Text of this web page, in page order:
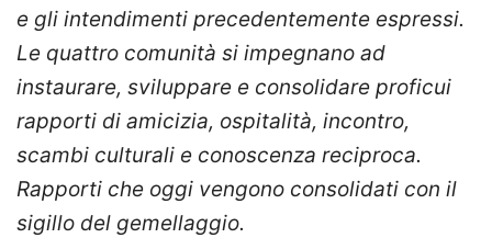
e gli intendimenti precedentemente espressi.
Le quattro comunità si impegnano ad
instaurare, sviluppare e consolidare proficui
rapporti di amicizia, ospitalità, incontro,
scambi culturali e conoscenza reciproca.
Rapporti che oggi vengono consolidati con il
sigillo del gemellaggio.